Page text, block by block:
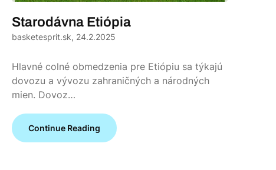
Starodávna Etiópia
basketesprit.sk, 24.2.2025
Hlavné colné obmedzenia pre Etiópiu sa týkajú
dovozu a vývozu zahraničných a národných
mien. Dovoz…
Continue Reading